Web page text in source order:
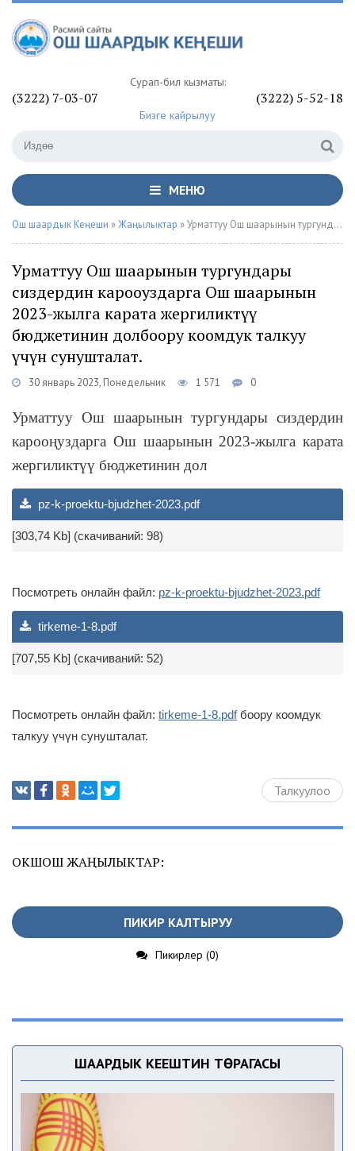
Сурап-билүү кызматы:
(3222) 7-03-07 (3222) 5-52-18
Бизге кайрылуу
МЕНЮ
Ош шаардык Кеңеши »Жаңылыктар » Урматтуу Ош шаарынын тургундары сиздердин карооңуздарга Ош шаарынын 2023-жылга карата жергиликтүү бюджетинин долбоору коомдук талкуу үчүн сунушталат.
Урматтуу Ош шаарынын тургундары
сиздердин карооңуздарга Ош шаарынын
2023-жылга карата жергиликтүү
бюджетинин долбоору коомдук талкуу
үчүн сунушталат.
30 январь 2023, Понедельник 1 571 0
Урматтуу Ош шаарынын тургундары сиздердин
карооңуздарга Ош шаарынын 2023-жылга карата
жергиликтүү бюджетинин дол
pz-k-proektu-bjudzhet-2023.pdf
[303,74 Kb] (cкачиваний: 98)
Посмотреть онлайн файл: pz-k-proektu-bjudzhet-2023.pdf
tirkeme-1-8.pdf
[707,55 Kb] (cкачиваний: 52)
Посмотреть онлайн файл: tirkeme-1-8.pdfбоору коомдук
талкуу үчүн сунушталат.
Талкуулоо
ОКШОШ ЖАҢЫЛЫКТАР:
ПИКИР КАЛТЫРУУ
Пикирлер (0)
ШААРДЫК КЕҢЕШТИН ТӨРАГАСЫ